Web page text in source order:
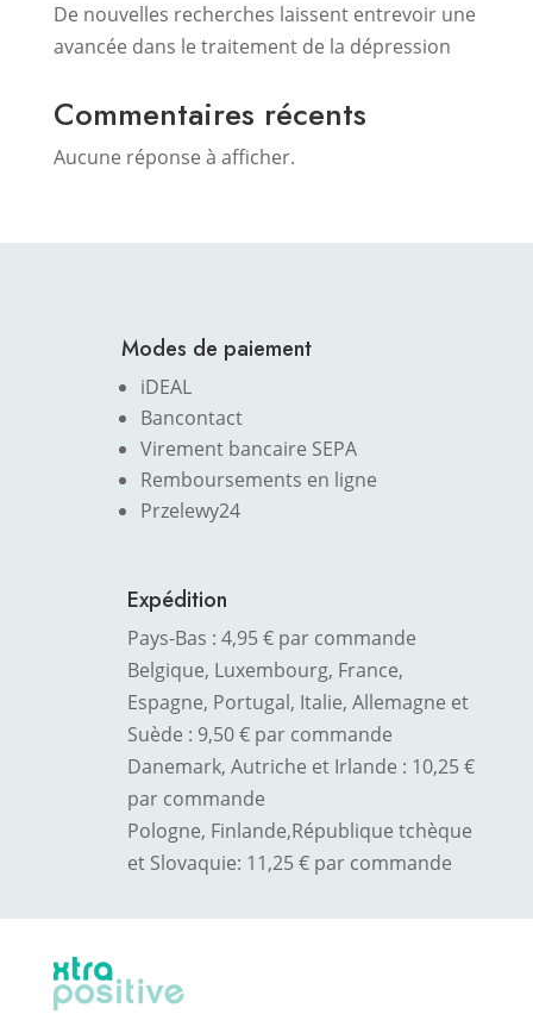
De nouvelles recherches laissent entrevoir une
avancée dans le traitement de la dépression
Commentaires récents
Aucune réponse à afficher.
Modes de paiement
iDEAL
Bancontact
Virement bancaire SEPA
Remboursements en ligne
Przelewy24
Expédition
Pays-Bas : 4,95 € par commande
Belgique, Luxembourg, France,
Espagne, Portugal, Italie, Allemagne et
Suède : 9,50 € par commande
Danemark, Autriche et Irlande : 10,25 €
par commande
Pologne, Finlande,République tchèque
et Slovaquie: 11,25 € par commande